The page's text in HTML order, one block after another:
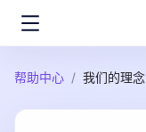
帮助中心 / 我们的理念